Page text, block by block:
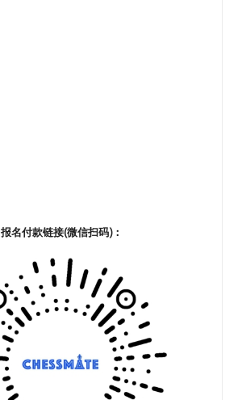
报名付款链接(微信扫码)：